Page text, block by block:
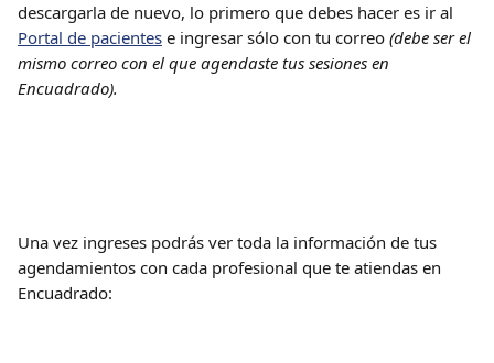
descargarla de nuevo, lo primero que debes hacer es ir al
Portal de pacientes e ingresar sólo con tu correo (debe ser el
mismo correo con el que agendaste tus sesiones en
Encuadrado).
Una vez ingreses podrás ver toda la información de tus
agendamientos con cada profesional que te atiendas en
Encuadrado: